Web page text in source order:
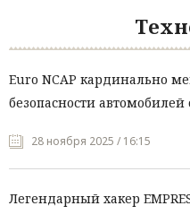
Euro NCAP кардинально
безопасности автомобилей
28 ноября 2025 / 16:15
Легендарный хакер